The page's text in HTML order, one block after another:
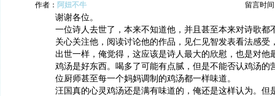
作者： 阿妞不牛 留言时间
谢谢各位。
一位诗人去世了，本来不知道他，并且甚至本来对诗歌都
关心关注他，阅读讨论他的作品，见仁见智发表看法感受
出世一样，俺觉得，这应该是诗人最大的欣慰，也是对他
鸡汤是好东西。喝多了可能有点腻，但是不能否认鸡汤的
位厨师甚至每一个妈妈调制的鸡汤都一样味道。
汪国真的心灵鸡汤还是满有味道的，俺还是这样认为。但